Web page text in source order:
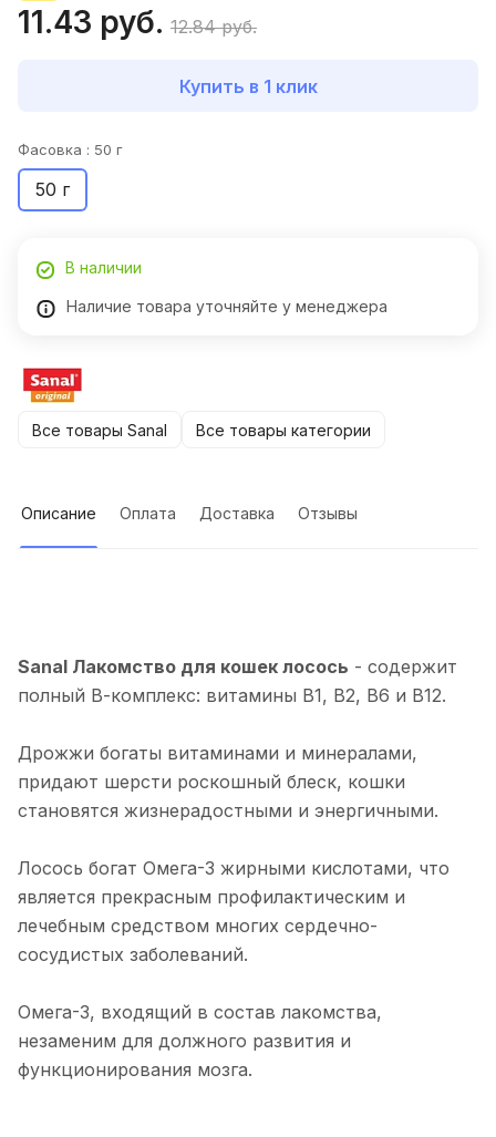
11.43 руб. 12.84 руб.
Купить в 1 клик
Фасовка : 50 г
50 г
В наличии
Наличие товара уточняйте у менеджера
Все товары Sanal Все товары категории
Описание Оплата Доставка Отзывы
Sanal Лакомство для кошек лосось - содержит
полный В-комплекс: витамины В1, В2, В6 и В12.
Дрожжи богаты витаминами и минералами,
придают шерсти роскошный блеск, кошки
становятся жизнерадостными и энергичными.
Лосось богат Омега-3 жирными кислотами, что
является прекрасным профилактическим и
лечебным средством многих сердечно-
сосудистых заболеваний.
Омега-3, входящий в состав лакомства,
незаменим для должного развития и
функционирования мозга.